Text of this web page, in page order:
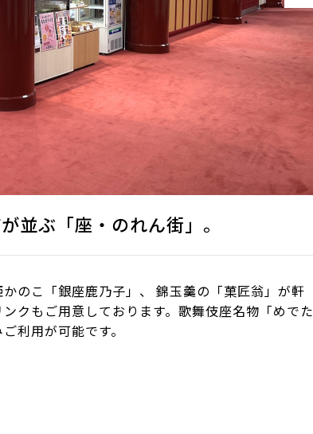
並ぶ「座・のれん街」。
のこ「銀座鹿乃子」、 錦玉羹の「菓匠翁」が軒
クもご用意しております。歌舞伎座名物「めでた
利用が可能です。